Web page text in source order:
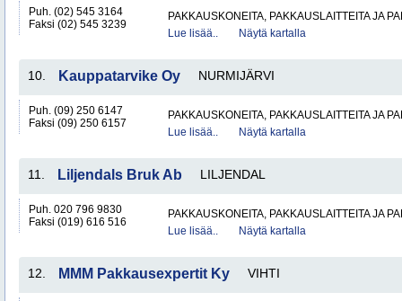
Puh. (02) 545 3164
Faksi (02) 545 3239
PAKKAUSKONEITA, PAKKAUSLAITTEITA JA
Lue lisää..
Näytä kartalla
10. Kauppatarvike Oy NURMIJÄRVI
Puh. (09) 250 6147
Faksi (09) 250 6157
PAKKAUSKONEITA, PAKKAUSLAITTEITA JA
Lue lisää..
Näytä kartalla
11. Liljendals Bruk Ab LILJENDAL
Puh. 020 796 9830
Faksi (019) 616 516
PAKKAUSKONEITA, PAKKAUSLAITTEITA JA
Lue lisää..
Näytä kartalla
12. MMM Pakkausexpertit Ky VIHTI